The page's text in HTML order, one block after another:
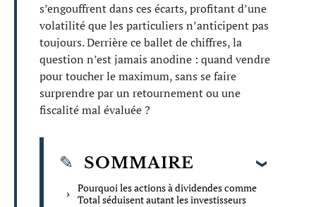
s’engouffrent dans ces écarts, profitant d’une
volatilité que les particuliers n’anticipent pas
toujours. Derrière ce ballet de chiffres, la
question n’est jamais anodine : quand vendre
pour toucher le maximum, sans se faire
surprendre par un retournement ou une
fiscalité mal évaluée ?
SOMMAIRE
Pourquoi les actions à dividendes comme
Total séduisent autant les investisseurs